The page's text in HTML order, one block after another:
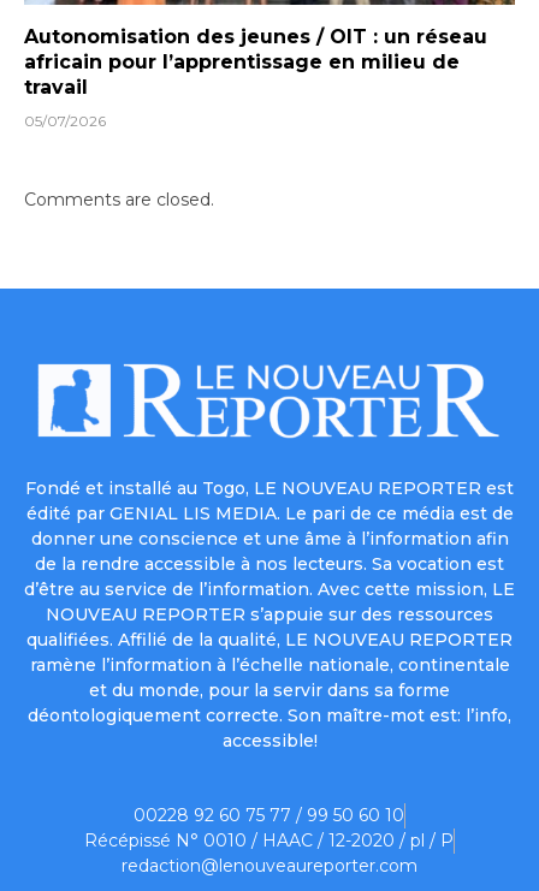
Autonomisation des jeunes / OIT : un réseau
africain pour l’apprentissage en milieu de
travail
05/07/2026
Comments are closed.
Fondé et installé au Togo, LE NOUVEAU REPORTER est
édité par GENIAL LIS MEDIA. Le pari de ce média est de
donner une conscience et une âme à l’information afin
de la rendre accessible à nos lecteurs. Sa vocation est
d’être au service de l’information. Avec cette mission, LE
NOUVEAU REPORTER s’appuie sur des ressources
qualifiées. Affilié de la qualité, LE NOUVEAU REPORTER
ramène l’information à l’échelle nationale, continentale
et du monde, pour la servir dans sa forme
déontologiquement correcte. Son maître-mot est: l’info,
accessible!
00228 92 60 75 77 / 99 50 60 10
Récépissé N° 0010 / HAAC / 12-2020 / pl / P
redaction@lenouveaureporter.com